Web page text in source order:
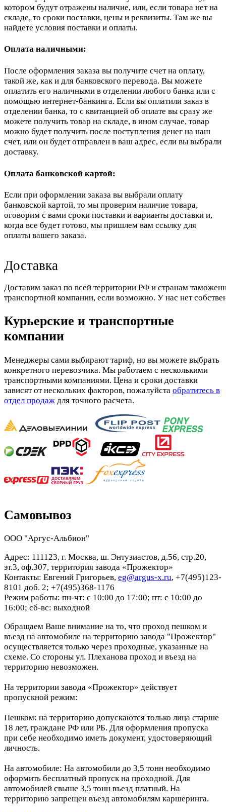
котором будут отражены наличие, или, если товара нет на
складе, то сроки поставки, цены и реквизиты. Там же вы
найдете условия поставки и оплаты.
Оплата наличными:
После оформления заказа вы получите счет на оплату,
такой же, как и для банковского перевода. Вы можете
оплатить его наличными в отделении любого банка или с
помощью интернет-банкинга. Если вы оплатили заказ в
отделении банка, то с квитанцией об оплате вы сразу же
можете получить товар на складе, в ином случае, товар
можно будет получить после поступления денег на наш
счет, или он будет отправлен в ваш адрес, если вы выбрали
доставку.
Оплата банковской картой:
Если при оформлении заказа вы выбрали оплату
банковской картой, то мы проверим наличие товара,
оговорим с вами сроки поставки и варианты доставки и,
когда все будет готово, мы пришлем вам ссылку для
оплаты вашего заказа.
Доставка
Доставим заказ по всей территории РФ и странам
транспортной компании, если возможно. У нас нет
Курьерские и транспортные
компании
Менеджеры сами выбирают тариф, но вы можете выбрать
конкретного перевозчика. Мы работаем с несколькими
транспортными компаниями. Цена и сроки доставки
зависят от нескольких факторов, пожалуйста обратитесь в
отдел продаж для точного расчета.
Самовывоз
ООО "Аргус-Альбион"
Адрес: 111123, г. Москва, ш. Энтузиастов, д.56, стр.20,
эт.3, оф.307, территория завода «Прожектор»
Контакты: Евгений Григорьев, eg@argus-x.ru, +7(495)123-
8101 доб. 2; +7(495)368-1176
Режим работы: пн-чт: с 10:00 до 17:00; пт: с 10:00 до
16:00; сб-вс: выходной
Обращаем Ваше внимание на то, что проход пешком и
въезд на автомобиле на территорию завода "Прожектор"
осуществляется только через проходные, указанные на
схеме. Со стороны ул. Плеханова проход и въезд на
территорию невозможен.
На территории завода «Прожектор» действует
пропускной режим:
Пешком: на территорию допускаются только лица старше
18 лет, граждане РФ или РБ. Для оформления пропуска
при себе необходимо иметь документ, удостоверяющий
личность.
На автомобиле: На автомобили до 3,5 тонн необходимо
оформить бесплатный пропуск на проходной. Для
автомобилей свыше 3,5 тонн въезд платный. На
территорию запрещен въезд автомобилям каршеринга.